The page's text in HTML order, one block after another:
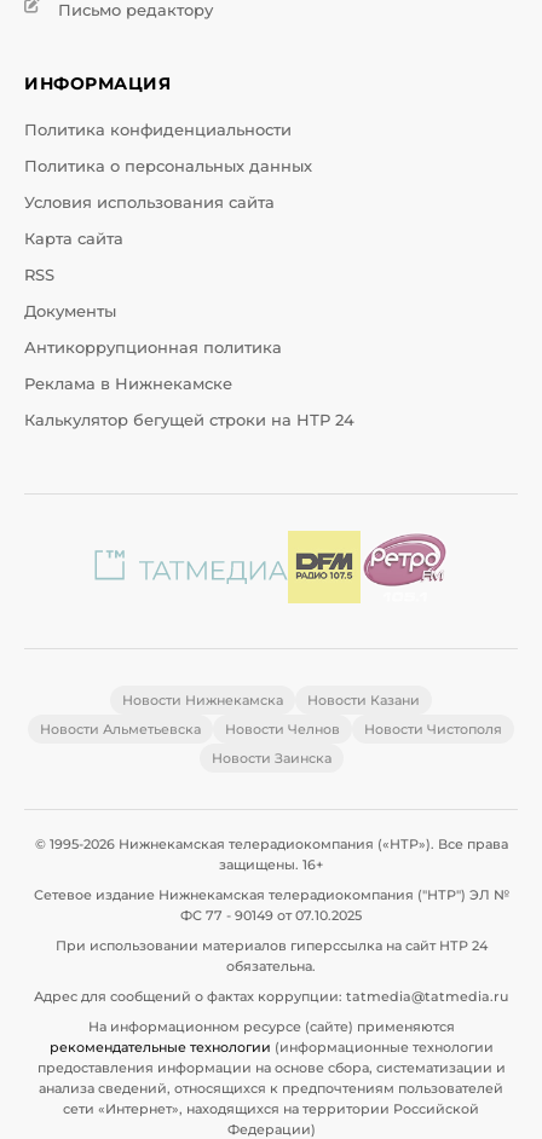
Письмо редактору
ИНФОРМАЦИЯ
Политика конфиденциальности
Политика о персональных данных
Условия использования сайта
Карта сайта
RSS
Документы
Антикоррупционная политика
Реклама в Нижнекамске
Калькулятор бегущей строки на НТР 24
Новости Нижнекамска
Новости Казани
Новости Альметьевска
Новости Челнов
Новости Чистополя
Новости Заинска
© 1995-2026 Нижнекамская телерадиокомпания («НТР»). Все права
защищены. 16+
Сетевое издание Нижнекамская телерадиокомпания ("НТР") ЭЛ №
ФС 77 - 90149 от 07.10.2025
При использовании материалов гиперссылка на сайт НТР 24
обязательна.
Адрес для сообщений о фактах коррупции: tatmedia@tatmedia.ru
На информационном ресурсе (сайте) применяются
рекомендательные технологии (информационные технологии
предоставления информации на основе сбора, систематизации и
анализа сведений, относящихся к предпочтениям пользователей
сети «Интернет», находящихся на территории Российской
Федерации)